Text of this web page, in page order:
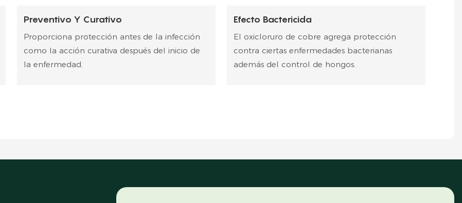
Preventivo Y Curativo
Proporciona protección antes de la infección
como la acción curativa después del inicio de
la enfermedad.
Efecto Bactericida
El oxicloruro de cobre agrega protección
contra ciertas enfermedades bacterianas
además del control de hongos.